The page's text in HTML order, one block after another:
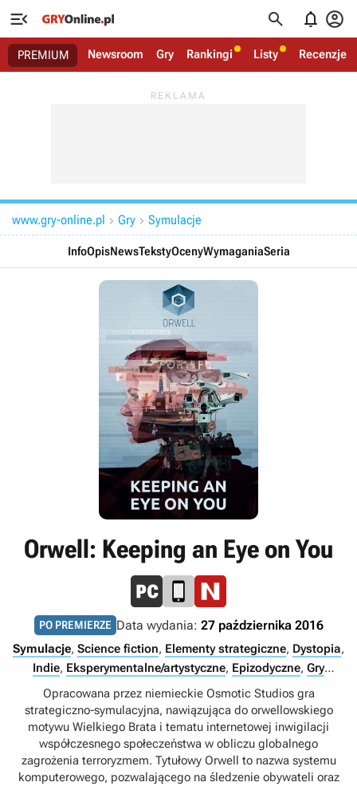
   
PREMIUM Newsroom Gry Rankingi Listy Recenzje
www.gry-online.pl  Gry  Symulacje
InfoOpisNewsTekstyOcenyWymaganiaSeria
Orwell: Keeping an Eye on You
PO PREMIERZE Data wydania: 27 października 2016
Symulacje, Science fiction, Elementy strategiczne, Dystopia,
Indie, Eksperymentalne/artystyczne, Epizodyczne, Gry
zaangażowane
, Singleplayer
Opracowana przez niemieckie Osmotic Studios gra
strategiczno-symulacyjna, nawiązująca do orwellowskiego
motywu Wielkiego Brata i tematu internetowej inwigilacji
współczesnego społeczeństwa w obliczu globalnego
zagrożenia terroryzmem. Tytułowy Orwell to nazwa systemu
komputerowego, pozwalającego na śledzenie obywateli oraz